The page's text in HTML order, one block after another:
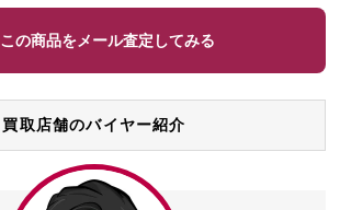
この商品をメール査定してみる
買取店舗のバイヤー紹介